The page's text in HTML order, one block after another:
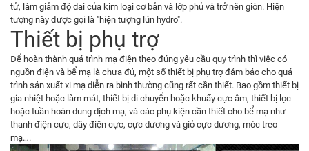
tử, làm giảm độ dai của kim loại cơ bản và lớp phủ và trở nên giòn. Hiện
tượng này được gọi là "hiện tượng lún hydro".
Thiết bị phụ trợ
Để hoàn thành quá trình mạ điện theo đúng yêu cầu quy trình thì việc có
nguồn điện và bể mạ là chưa đủ, một số thiết bị phụ trợ đảm bảo cho quá
trình sản xuất xi mạ diễn ra bình thường cũng rất cần thiết. Bao gồm thiết bị
gia nhiệt hoặc làm mát, thiết bị di chuyển hoặc khuấy cực âm, thiết bị lọc
hoặc tuần hoàn dung dịch mạ, và các phụ kiện cần thiết cho bể mạ như
thanh điện cực, dây điện cực, cực dương và giỏ cực dương, móc treo
mạ….